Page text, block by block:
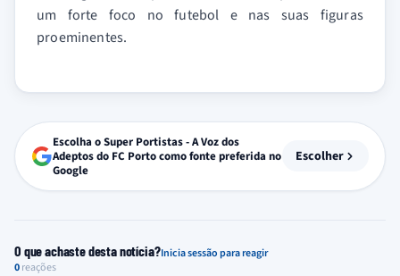
um forte foco no futebol e nas suas figuras
proeminentes.
Escolha o Super Portistas - A Voz dos
Adeptos do FC Porto como fonte preferida no
Google
Escolher
O que achaste desta notícia?Inicia sessão para reagir
0reações